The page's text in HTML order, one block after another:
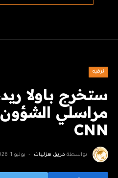
ترفيه
ستخرج باولا
مراسلي الشؤون
CNN
بواسطة فريق هزليات يوليو 1, 2026